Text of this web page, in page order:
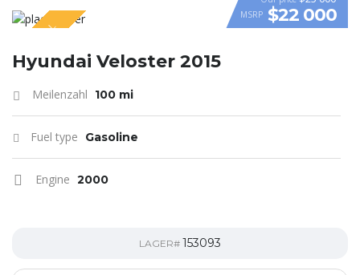
VIDEO
SPECIAL
MSRP $22 000
Hyundai Veloster 2015
Meilenzahl 100 mi
Fuel type Gasoline
Engine 2000
LAGER# 153093